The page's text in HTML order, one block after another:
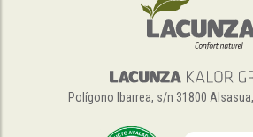
Polígono Ibarrea, s/n 31800